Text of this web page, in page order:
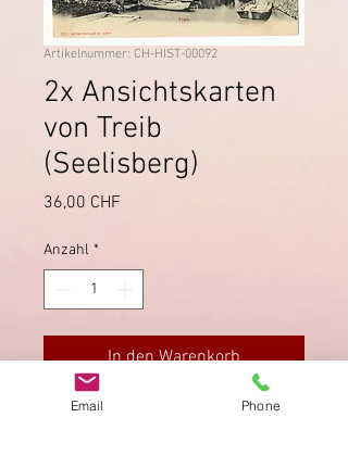
Artikelnummer: CH-HIST-00092
2x Ansichtskarten
von Treib
(Seelisberg)
36,00 CHF
Anzahl *
In den Warenkorb
Zwei Ansichtskarten von der
Email Phone